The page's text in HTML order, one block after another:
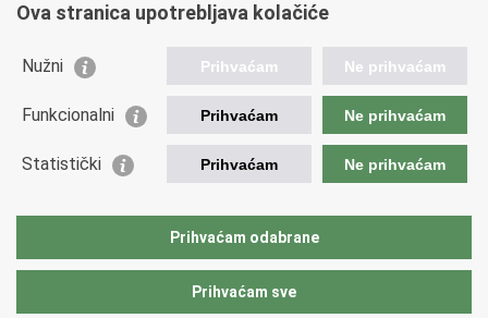
Savjetovanje
Zapošljavanje
Odnosi s javnošću
Važne poveznice
Ministarstvo unutarnjih poslova
Ova stranica upotrebljava kolačiće
Nužni Prihvaćam Ne prihvaćam
Funkcionalni Prihvaćam Ne prihvaćam
Statistički Prihvaćam Ne prihvaćam
Prihvaćam odabrane
Prihvaćam sve